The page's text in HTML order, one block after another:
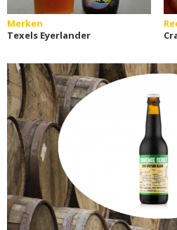
Merken
Texels Eyerlander